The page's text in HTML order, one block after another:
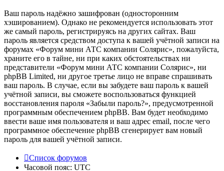
Ваш пароль надёжно зашифрован (односторонним
хэшированием). Однако не рекомендуется использовать этот
же самый пароль, регистрируясь на других сайтах. Ваш
пароль является средством доступа к вашей учётной записи на
форумах «Форум мини АТС компании Солярис», пожалуйста,
храните его в тайне, ни при каких обстоятельствах ни
представители «Форум мини АТС компании Солярис», ни
phpBB Limited, ни другое третье лицо не вправе спрашивать
ваш пароль. В случае, если вы забудете ваш пароль к вашей
учётной записи, вы сможете воспользоваться функцией
восстановления пароля «Забыли пароль?», предусмотренной
программным обеспечением phpBB. Вам будет необходимо
ввести ваше имя пользователя и ваш адрес email, после чего
программное обеспечение phpBB сгенерирует вам новый
пароль для вашей учётной записи.
Список форумов
Часовой пояс: UTC